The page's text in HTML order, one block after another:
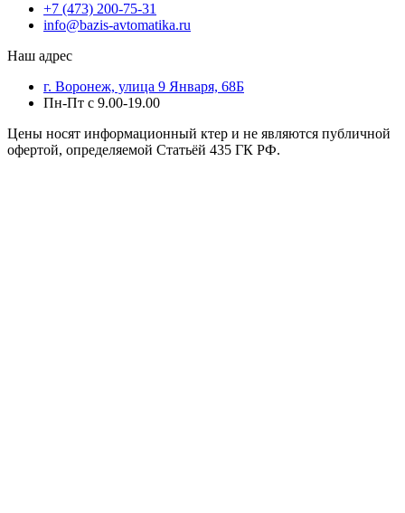
+7 (473) 200-75-31
info@bazis-avtomatika.ru
Наш адрес
г. Воронеж, улица 9 Января, 68Б
Пн-Пт с 9.00-19.00
Цены носят информационный ктер и не являются публичной
офертой, определяемой Статьёй 435 ГК РФ.